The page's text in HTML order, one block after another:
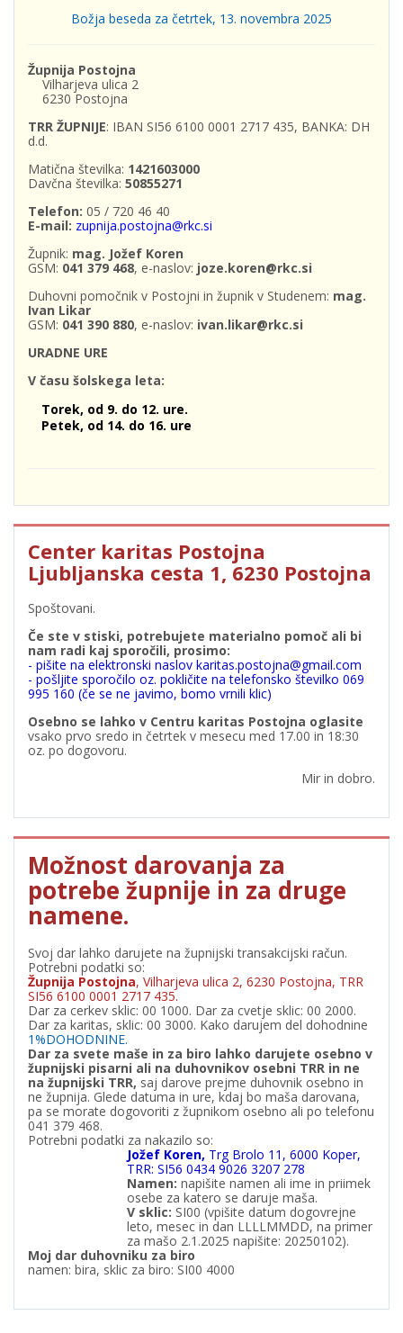
Božja beseda za četrtek, 13. novembra 2025
Župnija Postojna
Vilharjeva ulica 2
6230 Postojna
TRR ŽUPNIJE: IBAN SI56 6100 0001 2717 435, BANKA: DH
d.d.
Matična številka: 1421603000
Davčna številka: 50855271
Telefon: 05 / 720 46 40
E-mail: zupnija.postojna@rkc.si
Župnik: mag. Jožef Koren
GSM: 041 379 468, e-naslov: joze.koren@rkc.si
Duhovni pomočnik v Postojni in župnik v Studenem: mag.
Ivan Likar
GSM: 041 390 880, e-naslov: ivan.likar@rkc.si
URADNE URE
V času šolskega leta:
Torek, od 9. do 12. ure.
Petek, od 14. do 16. ure
Center karitas Postojna
Ljubljanska cesta 1, 6230 Postojna
Spoštovani.
Če ste v stiski, potrebujete materialno pomoč ali bi
nam radi kaj sporočili, prosimo:
- pišite na elektronski naslov karitas.postojna@gmail.com
- pošljite sporočilo oz. pokličite na telefonsko številko 069
995 160 (če se ne javimo, bomo vrnili klic)
Osebno se lahko v Centru karitas Postojna oglasite
vsako prvo sredo in četrtek v mesecu med 17.00 in 18:30
oz. po dogovoru.
Mir in dobro.
Možnost darovanja za
potrebe župnije in za druge
namene.
Svoj dar lahko darujete na župnijski transakcijski račun.
Potrebni podatki so:
Župnija Postojna, Vilharjeva ulica 2, 6230 Postojna, TRR
SI56 6100 0001 2717 435.
Dar za cerkev sklic: 00 1000. Dar za cvetje sklic: 00 2000.
Dar za karitas, sklic: 00 3000. Kako darujem del dohodnine
1%DOHODNINE.
Dar za svete maše in za biro lahko darujete osebno v
župnijski pisarni ali na duhovnikov osebni TRR in ne
na župnijski TRR, saj darove prejme duhovnik osebno in
ne župnija. Glede datuma in ure, kdaj bo maša darovana,
pa se morate dogovoriti z župnikom osebno ali po telefonu
041 379 468.
Potrebni podatki za nakazilo so:
Jožef Koren, Trg Brolo 11, 6000 Koper,
TRR: SI56 0434 9026 3207 278
Namen: napišite namen ali ime in priimek
osebe za katero se daruje maša.
V sklic: SI00 (vpišite datum dogovrejne
leto, mesec in dan LLLLMMDD, na primer
za mašo 2.1.2025 napišite: 20250102).
Moj dar duhovniku za biro
namen: bira, sklic za biro: SI00 4000